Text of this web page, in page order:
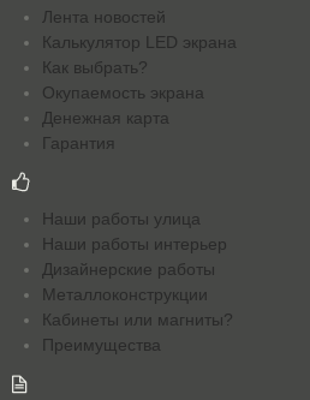
Лента новостей
Калькулятор LED экрана
Как выбрать?
Окупаемость экрана
Денежная карта
Гарантия
Наши работы улица
Наши работы интерьер
Дизайнерские работы
Металлоконструкции
Кабинеты или магниты?
Преимущества